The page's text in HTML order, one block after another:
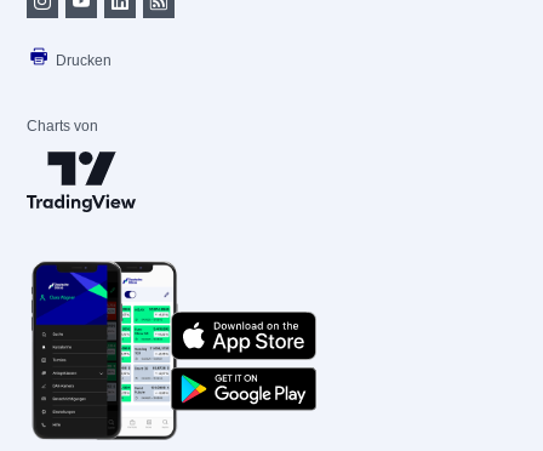
Drucken
Charts von